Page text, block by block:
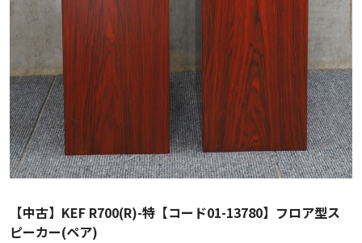
【中古】KEF R700(R)-特【コード01-13780】フロア型ス
ピーカー(ペア)